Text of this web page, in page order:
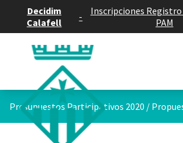
Decidim
Calafell
-
Inscripciones
PAM
Presupuestos Participativos 2020 /